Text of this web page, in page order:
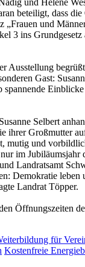
beteiligt, dass
„Frauen und
3 ins Grundgesetz
Ausstellung
Gast:
spannende
Selbert
ihrer Großmutter
mutig und
im Jubiläumsjahr
Landratsamt
Demokratie leben
Landrat Töpper.
Öffnungszeiten
für
Kostenfreie